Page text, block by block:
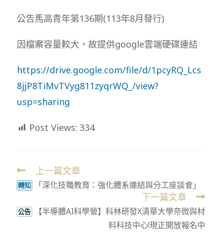
公告馬高青年第136期(113年8月發行)
因檔案容量較大，故提供google雲端硬碟連結
https://drive.google.com/file/d/1pcyRQ_Lcs
8jjP8TiMvTVyg811zyqrWQ_/view?
usp=sharing
Post Views: 334
Read
more
上一篇文章
轉知 「深化技職教育：強化體系連結與分工座談會」
下一篇文章
公告
【半導體AI科學營】科林研發X清華大學奈微與材
料科技中心!現正開放報名中